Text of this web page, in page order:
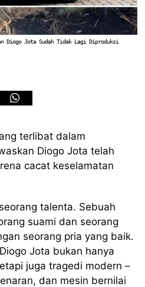
Diogo Jota Sudah Tidak Lagi Diproduksi
terlibat dalam
Diogo Jota telah
cacat keselamatan
talenta. Sebuah
suami dan seorang
seorang pria yang baik.
Jota bukan hanya
juga tragedi modern –
dan mesin bernilai